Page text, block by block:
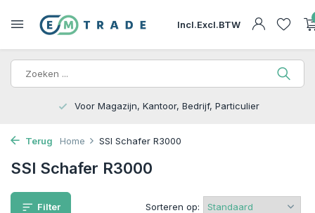
Incl.Excl.BTW
Voor Magazijn, Kantoor, Bedrijf, Particulier
Terug Home SSI Schafer R3000
SSI Schafer R3000
Filter Sorteren op: